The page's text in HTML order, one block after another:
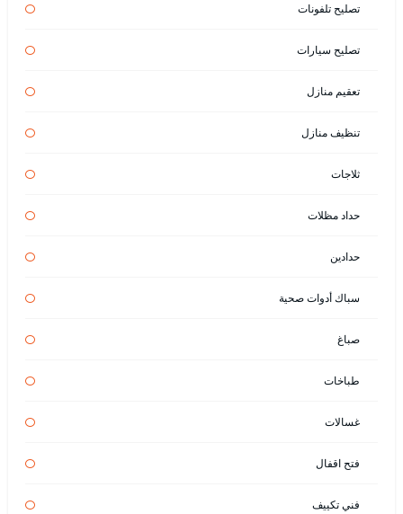
تصليح تلفونات
تصليح سيارات
تعقيم منازل
تنظيف منازل
ثلاجات
حداد مظلات
حدادين
سباك أدوات صحية
صباغ
طباخات
غسالات
فتح اقفال
فني تكييف